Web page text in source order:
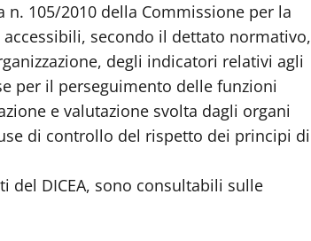
n. 105/2010 della Commissione per la
secondo il dettato normativo,
degli indicatori relativi agli
per il perseguimento delle funzioni
e valutazione svolta dagli organi
di controllo del rispetto dei principi di
DICEA, sono consultabili sulle